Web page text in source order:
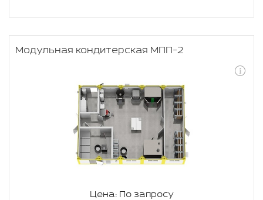
Модульная кондитерская МПП-2
Цена: По запросу